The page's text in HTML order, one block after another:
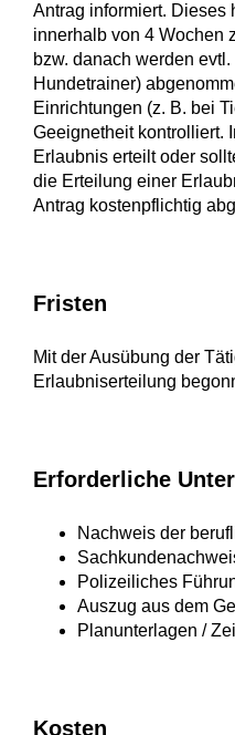
Antrag informiert. Dieses
innerhalb von 4 Wochen
bzw. danach werden
Hundetrainer)
Einrichtungen (z. B. bei
Geeignetheit kontrolliert.
Erlaubnis erteilt oder
die Erteilung einer
Antrag kostenpflichtig
Fristen
Mit der Ausübung der
Erlaubniserteilung
Erforderliche
Nachweis der
Polizeiliches
Auszug aus dem
Planunterlagen /
Kosten